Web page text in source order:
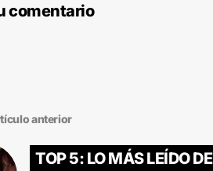
comentario
anterior
TOP 5: LO MÁS LEÍDO DE